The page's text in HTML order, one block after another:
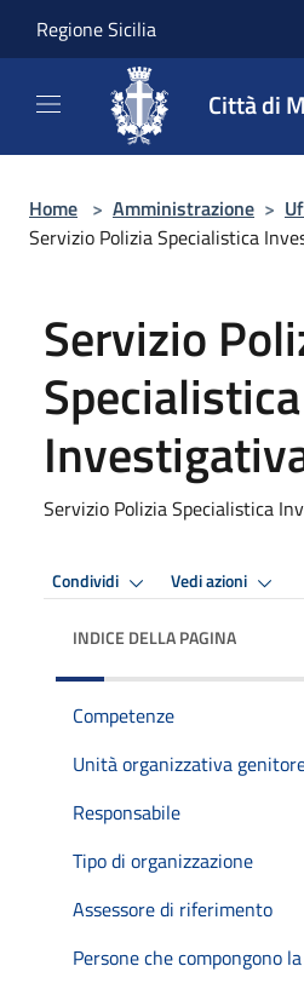
Regione Sicilia
Città di
Home > Amministrazione >
Servizio Polizia Specialistica
Servizio
Specialistica
Servizio Polizia Specialistica
Condividi Vedi azioni
INDICE DELLA PAGINA
Competenze
Unità organizzativa
Responsabile
Tipo di organizzazione
Assessore di riferimento
Persone che compongono